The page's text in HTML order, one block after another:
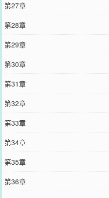
第27章
第28章
第29章
第30章
第31章
第32章
第33章
第34章
第35章
第36章